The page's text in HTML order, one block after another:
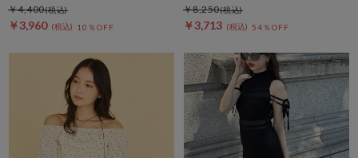
￥3,960 10％OFF
￥4,400
￥3,713 54％OFF
￥8,250